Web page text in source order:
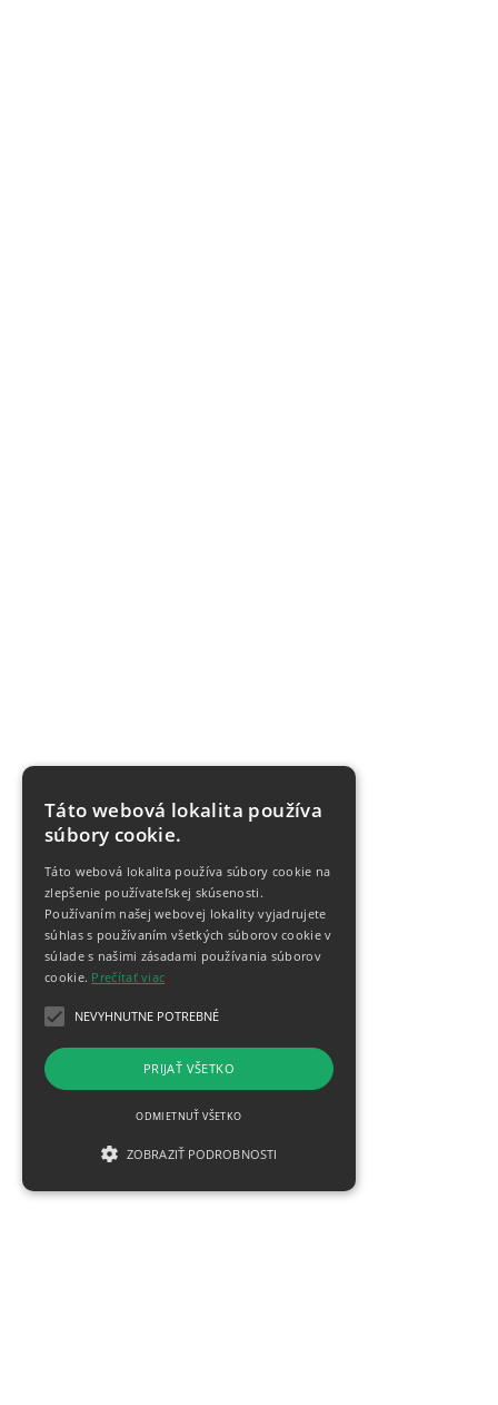
Táto webová lokalita používa
súbory cookie.
Táto webová lokalita používa súbory cookie na
zlepšenie používateľskej skúsenosti.
Používaním našej webovej lokality vyjadrujete
súhlas s používaním všetkých súborov cookie v
súlade s našimi zásadami používania súborov
cookie. Prečítať viac
NEVYHNUTNE POTREBNÉ
PRIJAŤ VŠETKO
ODMIETNUŤ VŠETKO
ZOBRAZIŤ PODROBNOSTI